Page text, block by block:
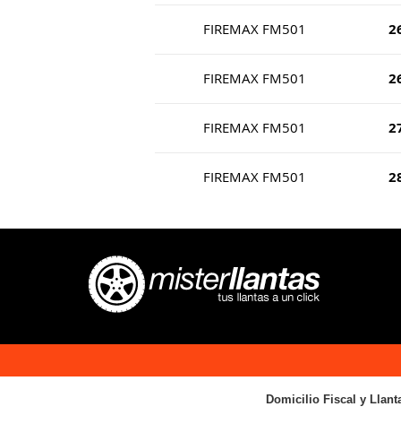
FIREMAX FM501
FIREMAX FM501
FIREMAX FM501
FIREMAX FM501
Domicilio Fiscal y